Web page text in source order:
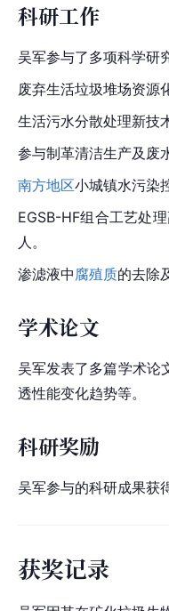
科研工作
吴军参与了多项科学研
废弃生活垃圾堆场资源
生活污水分散处理新技
参与制革清洁生产及废
南方地区小城镇水污染
EGSB-HF组合工艺处
人。
渗滤液中腐殖质的去除
学术论文
吴军发表了多篇学术论
透性能变化趋势等。
科研奖励
吴军参与的科研成果获
获奖记录